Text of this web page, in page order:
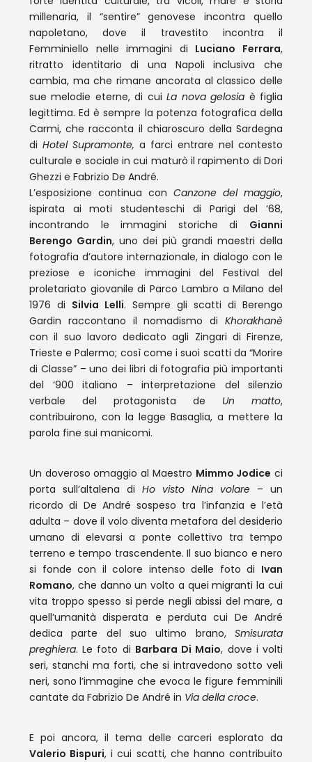
millenaria, il “sentire” genovese incontra quello
napoletano, dove il travestito incontra il
Femminiello nelle immagini di Luciano Ferrara,
ritratto identitario di una Napoli inclusiva che
cambia, ma che rimane ancorata al classico delle
sue melodie eterne, di cuiLa nova gelosia è figlia
legittima. Ed è sempre la potenza fotografica della
Carmi, che racconta il chiaroscuro della Sardegna
di Hotel Supramonte, a farci entrare nel contesto
culturale e sociale in cui maturò il rapimento di Dori
Ghezzi e Fabrizio De André.
L’esposizione continua con Canzone del maggio,
ispirata ai moti studenteschi di Parigi del ‘68,
incontrando le immagini storiche di Gianni
Berengo Gardin, uno dei più grandi maestri della
fotografia d’autore internazionale, in dialogo con le
preziose e iconiche immagini del Festival del
proletariato giovanile di Parco Lambro a Milano del
1976 di Silvia Lelli. Sempre gli scatti di Berengo
Gardin raccontano il nomadismo di Khorakhanè
con il suo lavoro dedicato agli Zingari di Firenze,
Trieste e Palermo; così come i suoi scatti da “Morire
di Classe” – uno dei libri di fotografia più importanti
del ‘900 italiano – interpretazione del silenzio
verbale del protagonista de Un matto,
contribuirono, con la legge Basaglia, a mettere la
parola fine sui manicomi.
Un doveroso omaggio al Maestro Mimmo Jodice ci
porta sull’altalena di Ho visto Nina volare – un
ricordo di De André sospeso tra l’infanzia e l’età
adulta – dove il volo diventa metafora del desiderio
umano di elevarsi a ponte collettivo tra tempo
terreno e tempo trascendente. Il suo bianco e nero
si fonde con il colore intenso delle foto di Ivan
Romano, che danno un volto a quei migranti la cui
vita troppo spesso si perde negli abissi del mare, a
quell’umanità disperata e perduta cui De André
dedica parte del suo ultimo brano, Smisurata
preghiera. Le foto di Barbara Di Maio, dove i volti
seri, stanchi ma forti, che si intravedono sotto veli
neri, sono l’immagine che evoca le figure femminili
cantate da Fabrizio De André in Via della croce.
E poi ancora, il tema delle carceri esplorato da
Valerio Bispuri, i cui scatti, che hanno contribuito